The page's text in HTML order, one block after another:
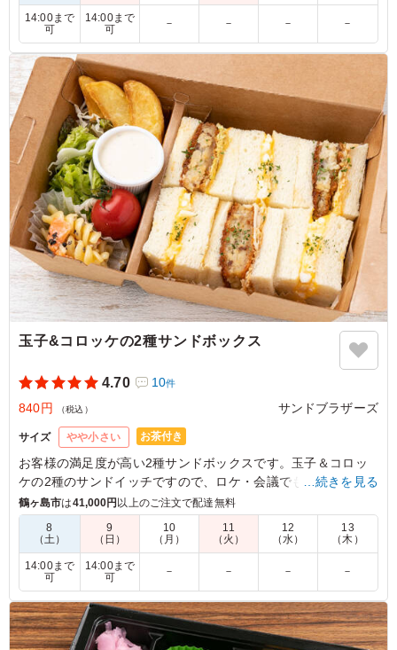
す。
14:00まで
可
14:00まで
可
－ － － －
玉子&コロッケの2種サンドボックス
4.70 10件
840円 （税込） サンドブラザーズ
サイズ やや小さい お茶付き
お客様の満足度が高い2種サンドボックスです。玉子＆コロッ
ケの2種のサンドイッチですので、ロケ・会議でも喜ばれる商
品。腹ペコさんでも大満足！サンドブラザーズのサンドイッチ
をお召し上がりください。
※仕入れの兼ね合いで、ミニトマトがパプリカに変更になりま
す。
5.0 戸山幼稚園
コロッケが味、大きさともに良かった。サラダとポテトで
…続きを見る
鶴ヶ島市は41,000円以上のご注文で配達無料
8
（土）
9
（日）
10
（月）
11
（火）
12
（水）
13
（木）
14:00まで
可
14:00まで
可
－ － － －